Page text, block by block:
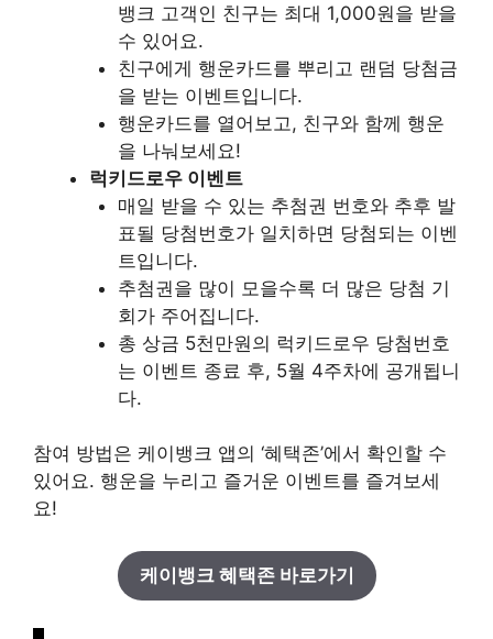
뱅크 고객인 친구는 최대 1,000원을 받을
수 있어요.
친구에게 행운카드를 뿌리고 랜덤 당첨금
을 받는 이벤트입니다.
행운카드를 열어보고, 친구와 함께 행운
을 나눠보세요!
럭키드로우 이벤트
매일 받을 수 있는 추첨권 번호와 추후 발
표될 당첨번호가 일치하면 당첨되는 이벤
트입니다.
추첨권을 많이 모을수록 더 많은 당첨 기
회가 주어집니다.
총 상금 5천만원의 럭키드로우 당첨번호
는 이벤트 종료 후, 5월 4주차에 공개됩니
다.
참여 방법은 케이뱅크 앱의 ‘혜택존’에서 확인할 수
있어요. 행운을 누리고 즐거운 이벤트를 즐겨보세
요!
케이뱅크 혜택존 바로가기